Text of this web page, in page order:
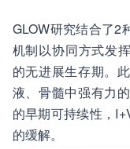
GLOW研究结合了2
机制以协同方式发
的无进展生存期。
液、骨髓中强有力
的早期可持续性，
的缓解。